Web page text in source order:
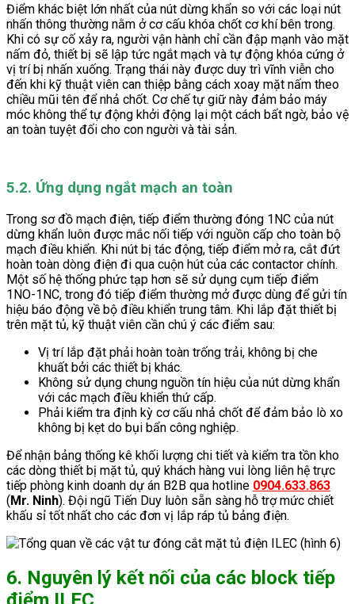
Điểm khác biệt lớn nhất của nút dừng khẩn so với các loại nút
nhấn thông thường nằm ở cơ cấu khóa chốt cơ khí bên trong.
Khi có sự cố xảy ra, người vận hành chỉ cần đập mạnh vào mặt
nấm đỏ, thiết bị sẽ lập tức ngắt mạch và tự động khóa cứng ở
vị trí bị nhấn xuống. Trạng thái này được duy trì vĩnh viễn cho
đến khi kỹ thuật viên can thiệp bằng cách xoay mặt nấm theo
chiều mũi tên để nhả chốt. Cơ chế tự giữ này đảm bảo máy
móc không thể tự động khởi động lại một cách bất ngờ, bảo vệ
an toàn tuyệt đối cho con người và tài sản.
5.2. Ứng dụng ngắt mạch an toàn
Trong sơ đồ mạch điện, tiếp điểm thường đóng 1NC của nút
dừng khẩn luôn được mắc nối tiếp với nguồn cấp cho toàn bộ
mạch điều khiển. Khi nút bị tác động, tiếp điểm mở ra, cắt đứt
hoàn toàn dòng điện đi qua cuộn hút của các contactor chính.
Một số hệ thống phức tạp hơn sẽ sử dụng cụm tiếp điểm
1NO-1NC, trong đó tiếp điểm thường mở được dùng để gửi tín
hiệu báo động về bộ điều khiển trung tâm. Khi lắp đặt thiết bị
trên mặt tủ, kỹ thuật viên cần chú ý các điểm sau:
Vị trí lắp đặt phải hoàn toàn trống trải, không bị che
khuất bởi các thiết bị khác.
Không sử dụng chung nguồn tín hiệu của nút dừng khẩn
với các mạch điều khiển thứ cấp.
Phải kiểm tra định kỳ cơ cấu nhả chốt để đảm bảo lò xo
không bị kẹt do bụi bẩn công nghiệp.
Để nhận bảng thống kê khối lượng chi tiết và kiểm tra tồn kho
các dòng thiết bị mặt tủ, quý khách hàng vui lòng liên hệ trực
tiếp phòng kinh doanh dự án B2B qua hotline 0904.633.863
(Mr. Ninh). Đội ngũ Tiến Duy luôn sẵn sàng hỗ trợ mức chiết
khấu sỉ tốt nhất cho các đơn vị lắp ráp tủ bảng điện.
6. Nguyên lý kết nối của các block tiếp